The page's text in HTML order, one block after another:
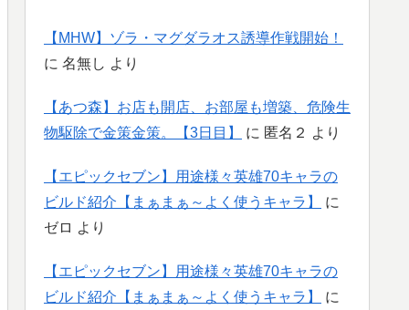
【MHW】ゾラ・マグダラオス誘導作戦開始！
に 名無し より
【あつ森】お店も開店、お部屋も増築、危険生
物駆除で金策金策。【3日目】
に 匿名２ より
【エピックセブン】用途様々英雄70キャラの
ビルド紹介【まぁまぁ～よく使うキャラ】
に
ゼロ より
【エピックセブン】用途様々英雄70キャラの
ビルド紹介【まぁまぁ～よく使うキャラ】
に